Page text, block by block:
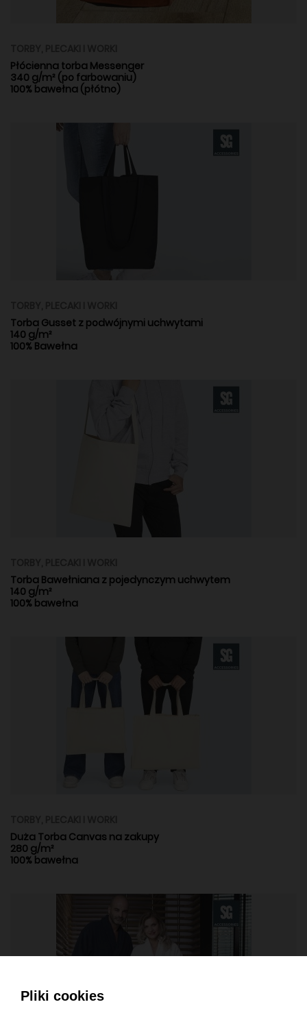
Płócienna torba Messenger
340 g/m² (po farbowaniu)
100% bawełna (płótno)
Torba Gusset z podwójnymi uchwytami
140 g/m²
100% Bawełna
Torba Bawełniana z pojedynczym uchwytem
140 g/m²
100% bawełna
Duża Torba Canvas na zakupy
280 g/m²
100% bawełna
Pliki cookies